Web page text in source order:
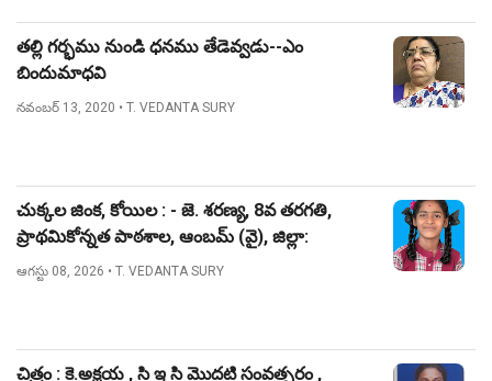
తల్లి గర్భము నుండి ధనము తేడెవ్వడు--ఎం
బిందుమాధవి
నవంబర్ 13, 2020 • T. VEDANTA SURY
చుక్కల జింక, కోయిల : - జె. శరణ్య, 8వ తరగతి,
ప్రాథమికోన్నత పాఠశాల, ఆంబమ్ (వై), జిల్లా:
నిజామాబాద్.
ఆగస్టు 08, 2026 • T. VEDANTA SURY
చిత్రం : కె.అక్షయ , సి ఇ సి మొదటి సంవత్సరం ,